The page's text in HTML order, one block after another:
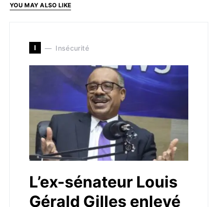
YOU MAY ALSO LIKE
I Insécurité
L’ex-sénateur Louis
Gérald Gilles enlevé